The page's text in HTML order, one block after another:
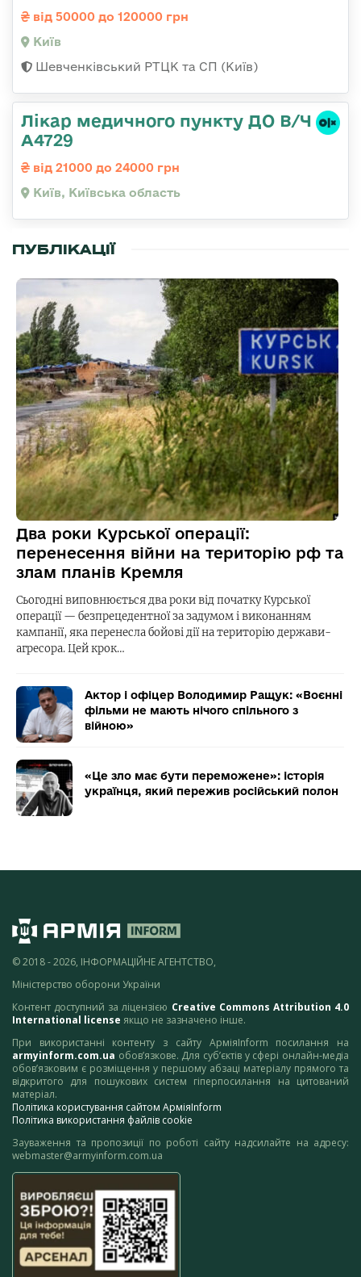
від 50000 до 120000 грн
Київ
Шевченківський РТЦК та СП (Київ)
Лікар медичного пункту ДО В/Ч
А4729
від 21000 до 24000 грн
Київ, Київська область
ПУБЛІКАЦІЇ
Два роки Курської операції:
перенесення війни на територію рф та
злам планів Кремля
Сьогодні виповнюється два роки від початку Курської
операції — безпрецедентної за задумом і виконанням
кампанії, яка перенесла бойові дії на територію держави-
агресора. Цей крок…
Актор і офіцер Володимир Ращук: «Воєнні
фільми не мають нічого спільного з
війною»
«Це зло має бути переможене»: історія
українця, який пережив російський полон
© 2018 - 2026, ІНФОРМАЦІЙНЕ АГЕНТСТВО,
Міністерство оборони України
Контент доступний за ліцензією Creative Commons Attribution 4.0
International license якщо не зазначено інше.
При використанні контенту з сайту АрміяInform посилання на
armyinform.com.ua обов’язкове. Для суб’єктів у сфері онлайн-медіа
обов’язковим є розміщення у першому абзаці матеріалу прямого та
відкритого для пошукових систем гіперпосилання на цитований
матеріал.
Політика користування сайтом АрміяInform
Політика використання файлів cookie
Зауваження та пропозиції по роботі сайту надсилайте на адресу:
webmaster@armyinform.com.ua